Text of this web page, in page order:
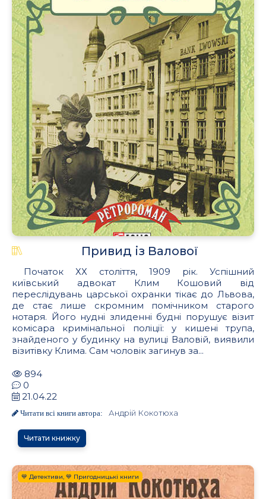
Привид із Валової
Початок ХХ століття, 1909 рік. Успішний
київський адвокат Клим Кошовий від
переслідувань царської охранки тікає до Львова,
де стає лише скромним помічником старого
нотаря. Його нудні злиденні будні порушує візит
комісара кримінальної поліції: у кишені трупа,
знайденого у будинку на вулиці Валовій, виявили
візитівку Клима. Сам чоловік загинув за...
894
0
21.04.22
Читати всі книги автора: Андрій Кокотюха
Читати книжку
💙 Детективи, 💙 Пригодницькі книги